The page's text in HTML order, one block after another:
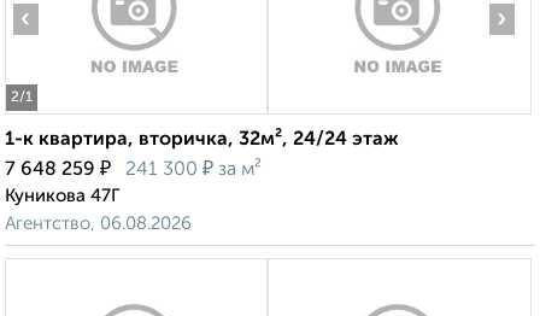
2/1
‹ ›
1-к квартира, вторичка, 32м², 24/24 этаж
7 648 259 ₽ 241 300 ₽ за м²
Куникова 47Г
Агентство, 06.08.2026